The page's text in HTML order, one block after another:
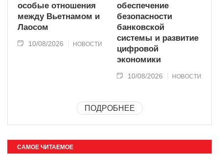
особые отношения
между Вьетнамом и
Лаосом
10/08/2026 НОВОСТИ
обеспечение
безопасности
банковской
системы и развитие
цифровой
экономики
10/08/2026 НОВОСТИ
ПОДРОБНЕЕ
САМОЕ ЧИТАЕМОЕ